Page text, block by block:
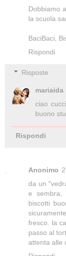
Dobbiamo
la scuola
BaciBaci,
Rispondi
Risposte
mariaida
ciao
buono
Rispondi
Anonimo
da un
e sembra,
biscotti
fresco. la
passo al
attenta alle